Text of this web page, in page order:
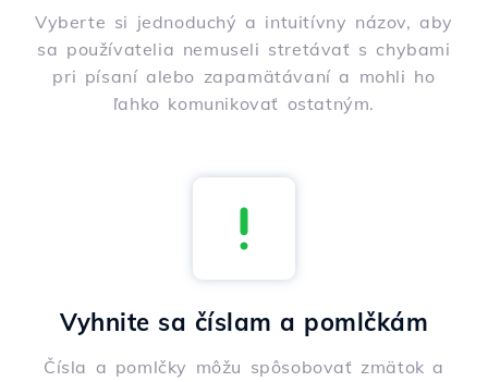
Vyberte si jednoduchý a intuitívny názov, aby
sa používatelia nemuseli stretávať s chybami
pri písaní alebo zapamätávaní a mohli ho
ľahko komunikovať ostatným.
Vyhnite sa číslam a pomlčkám
Čísla a pomlčky môžu spôsobovať zmätok a